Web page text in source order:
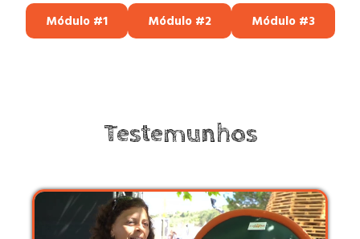
Módulo #1 Módulo #2 Módulo #3
Testemunhos